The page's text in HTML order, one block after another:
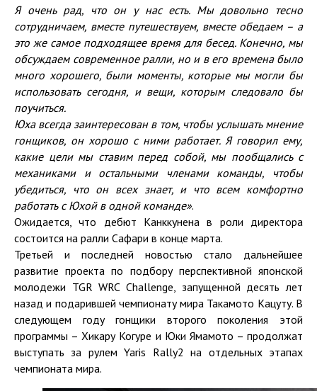
Я очень рад, что он у нас есть. Мы довольно тесно
сотрудничаем, вместе путешествуем, вместе обедаем – а
это же самое подходящее время для бесед. Конечно, мы
обсуждаем современное ралли, но и в его времена было
много хорошего, были моменты, которые мы могли бы
использовать сегодня, и вещи, которым следовало бы
поучиться.
Юха всегда заинтересован в том, чтобы услышать мнение
гонщиков, он хорошо с ними работает. Я говорил ему,
какие цели мы ставим перед собой, мы пообщались с
механиками и остальными членами команды, чтобы
убедиться, что он всех знает, и что всем комфортно
работать с Юхой в одной команде».
Ожидается, что дебют Канккунена в роли директора
состоится на ралли Сафари в конце марта.
Третьей и последней новостью стало дальнейшее
развитие проекта по подбору перспективной японской
молодежи TGR WRC Challenge, запущенной десять лет
назад и подарившей чемпионату мира Такамото Кацуту. В
следующем году гонщики второго поколения этой
программы – Хикару Когуре и Юки Ямамото – продолжат
выступать за рулем Yaris Rally2 на отдельных этапах
чемпионата мира.